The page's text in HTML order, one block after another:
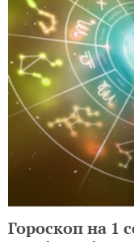
Гороскоп на 1